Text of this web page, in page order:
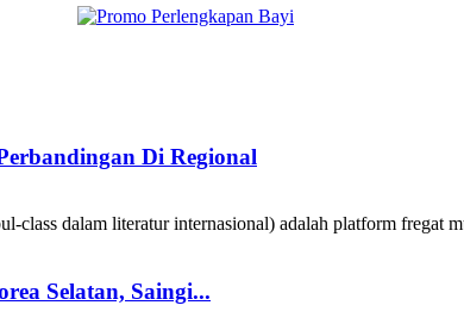
Di Regional
class dalam literatur internasional) adalah platform fregat
Selatan, Saingi...